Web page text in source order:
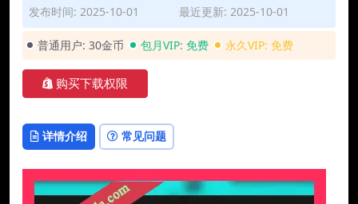
发布时间: 2025-10-01
最近更新: 2025-10-01
普通用户: 30金币 包月VIP: 免费 永久VIP: 免费
购买下载权限
详情介绍 常见问题